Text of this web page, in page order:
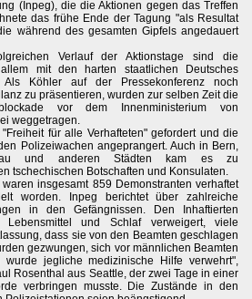
(Inpeg), die die Aktionen gegen das Treffen
das frühe Ende der Tagung "als Resultat
während des gesamten Gipfels angedauert
Verlauf der Aktionstage sind die
mit den harten staatlichen Deutsches
Als Köhler auf der Pressekonferenz noch
zu präsentieren, wurden zur selben Zeit die
vor dem Innenministerium von
weggetragen.
für alle Verhafteten" gefordert und die
Polizeiwachen angeprangert. Auch in Bern,
und anderen Städten kam es zu
tschechischen Botschaften und Konsulaten.
insgesamt 859 Demonstranten verhaftet
worden. Inpeg berichtet über zahlreiche
in den Gefängnissen. Den Inhaftierten
Lebensmittel und Schlaf verweigert, viele
dass sie von den Beamten geschlagen
gezwungen, sich vor männlichen Beamten
wurde jegliche medizinische Hilfe verwehrt",
Rosenthal aus Seattle, der zwei Tage in einer
verbringen musste. Die Zustände in den